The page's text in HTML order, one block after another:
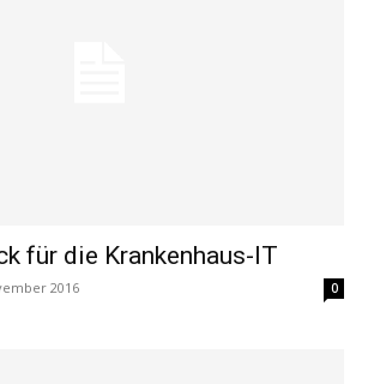
für die Krankenhaus-IT
2016 0